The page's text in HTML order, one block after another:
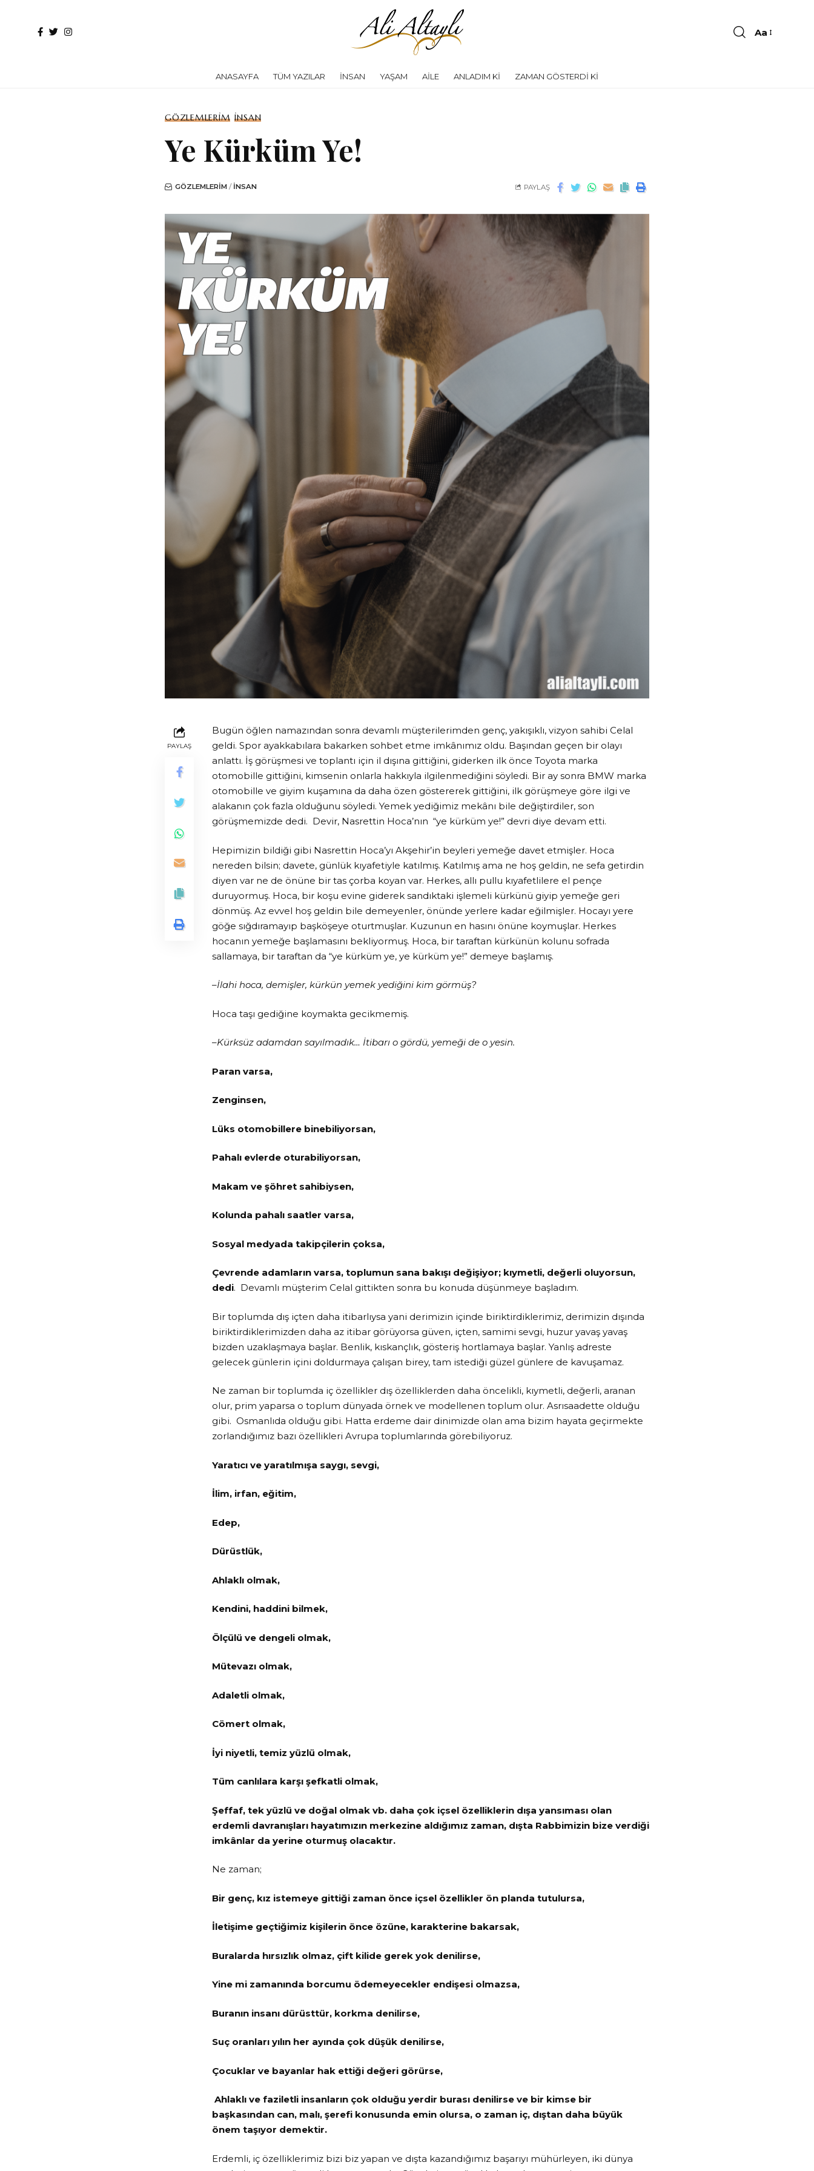
Aa
ANASAYFA TÜM YAZILAR İNSAN YAŞAM AILE ANLADIM KI ZAMAN GÖSTERDI KI
GÖZLEMLERIM İNSAN
Ye Kürküm Ye!
GÖZLEMLERIM İNSAN PAYLAŞ
PAYLAŞ
Bugün öğlen namazından sonra devamlı müşterilerimden genç, yakışıklı, vizyon sahibi Celal
geldi. Spor ayakkabılara bakarken sohbet etme imkânımız oldu. Başından geçen bir olayı
anlattı. İş görüşmesi ve toplantı için il dışına gittiğini, giderken ilk önce Toyota marka
otomobille gittiğini, kimsenin onlarla hakkıyla ilgilenmediğini söyledi. Bir ay sonra BMW marka
otomobille ve giyim kuşamına da daha özen göstererek gittiğini, ilk görüşmeye göre ilgi ve
alakanın çok fazla olduğunu söyledi. Yemek yediğimiz mekânı bile değiştirdiler, son
görüşmemizde dedi. Devir, Nasrettin Hoca’nın “ye kürküm ye!” devri diye devam etti.
Hepimizin bildiği gibi Nasrettin Hoca’yı Akşehir’in beyleri yemeğe davet etmişler. Hoca
nereden bilsin; davete, günlük kıyafetiyle katılmış. Katılmış ama ne hoş geldin, ne sefa getirdin
diyen var ne de önüne bir tas çorba koyan var. Herkes, allı pullu kıyafetlilere el pençe
duruyormuş. Hoca, bir koşu evine giderek sandıktaki işlemeli kürkünü giyip yemeğe geri
dönmüş. Az evvel hoş geldin bile demeyenler, önünde yerlere kadar eğilmişler. Hocayı yere
göğe sığdıramayıp başköşeye oturtmuşlar. Kuzunun en hasını önüne koymuşlar. Herkes
hocanın yemeğe başlamasını bekliyormuş. Hoca, bir taraftan kürkünün kolunu sofrada
sallamaya, bir taraftan da “ye kürküm ye, ye kürküm ye!” demeye başlamış.
–İlahi hoca, demişler, kürkün yemek yediğini kim görmüş?
Hoca taşı gediğine koymakta gecikmemiş.
–Kürksüz adamdan sayılmadık… İtibarı o gördü, yemeği de o yesin.
Paran varsa,
Zenginsen,
Lüks otomobillere binebiliyorsan,
Pahalı evlerde oturabiliyorsan,
Makam ve şöhret sahibiysen,
Kolunda pahalı saatler varsa,
Sosyal medyada takipçilerin çoksa,
Çevrende adamların varsa, toplumun sana bakışı değişiyor; kıymetli, değerli oluyorsun,
dedi. Devamlı müşterim Celal gittikten sonra bu konuda düşünmeye başladım.
Bir toplumda dış içten daha itibarlıysa yani derimizin içinde biriktirdiklerimiz, derimizin dışında
biriktirdiklerimizden daha az itibar görüyorsa güven, içten, samimi sevgi, huzur yavaş yavaş
bizden uzaklaşmaya başlar. Benlik, kıskançlık, gösteriş hortlamaya başlar. Yanlış adreste
gelecek günlerin içini doldurmaya çalışan birey, tam istediği güzel günlere de kavuşamaz.
Ne zaman bir toplumda iç özellikler dış özelliklerden daha öncelikli, kıymetli, değerli, aranan
olur, prim yaparsa o toplum dünyada örnek ve modellenen toplum olur. Asrısaadette olduğu
gibi. Osmanlıda olduğu gibi. Hatta erdeme dair dinimizde olan ama bizim hayata geçirmekte
zorlandığımız bazı özellikleri Avrupa toplumlarında görebiliyoruz.
Yaratıcı ve yaratılmışa saygı, sevgi,
İlim, irfan, eğitim,
Edep,
Dürüstlük,
Ahlaklı olmak,
Kendini, haddini bilmek,
Ölçülü ve dengeli olmak,
Mütevazı olmak,
Adaletli olmak,
Cömert olmak,
İyi niyetli, temiz yüzlü olmak,
Tüm canlılara karşı şefkatli olmak,
Şeffaf, tek yüzlü ve doğal olmak vb. daha çok içsel özelliklerin dışa yansıması olan
erdemli davranışları hayatımızın merkezine aldığımız zaman, dışta Rabbimizin bize verdiği
imkânlar da yerine oturmuş olacaktır.
Ne zaman;
Bir genç, kız istemeye gittiği zaman önce içsel özellikler ön planda tutulursa,
İletişime geçtiğimiz kişilerin önce özüne, karakterine bakarsak,
Buralarda hırsızlık olmaz, çift kilide gerek yok denilirse,
Yine mi zamanında borcumu ödemeyecekler endişesi olmazsa,
Buranın insanı dürüsttür, korkma denilirse,
Suç oranları yılın her ayında çok düşük denilirse,
Çocuklar ve bayanlar hak ettiği değeri görürse,
Ahlaklı ve faziletli insanların çok olduğu yerdir burası denilirse ve bir kimse bir
başkasından can, malı, şerefi konusunda emin olursa, o zaman iç, dıştan daha büyük
önem taşıyor demektir.
Erdemli, iç özelliklerimiz bizi biz yapan ve dışta kazandığımız başarıyı mühürleyen, iki dünya